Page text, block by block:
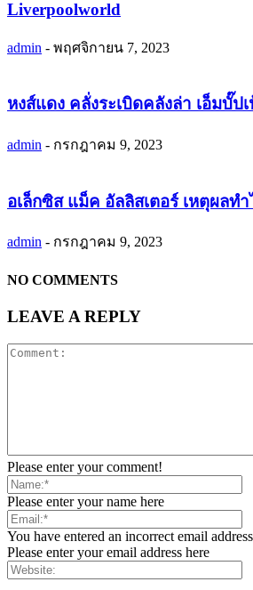
Liverpoolworld
admin - พฤศจิกายน 7, 2023
หงส์แดง คลั่งระเบิดคลังล่า เอ็มบั๊ปเ
admin - กรกฎาคม 9, 2023
อเล็กซิส แม็ค อัลลิสเตอร์ เหตุผลทำ
admin - กรกฎาคม 9, 2023
NO COMMENTS
LEAVE A REPLY
Please enter your comment!
Please enter your name here
You have entered an incorrect email
Please enter your email address here